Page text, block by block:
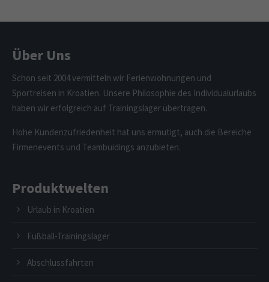
Über Uns
Schon seit 2004 vermitteln wir Ferienwohnungen und
Sportreisen in Kroatien. Unsere Philosophie des Individualurlaubs
haben wir erfolgreich auf Trainingslager übertragen.
Hohe Kundenzufriedenheit hat uns ermutigt, auch die Bereiche
Firmenevents und Teambuidings anzubieten.
Produktwelten
Urlaub in Kroatien
Fußball-Trainingslager
Abschlussfahrten